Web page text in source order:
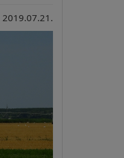
2019.07.21.